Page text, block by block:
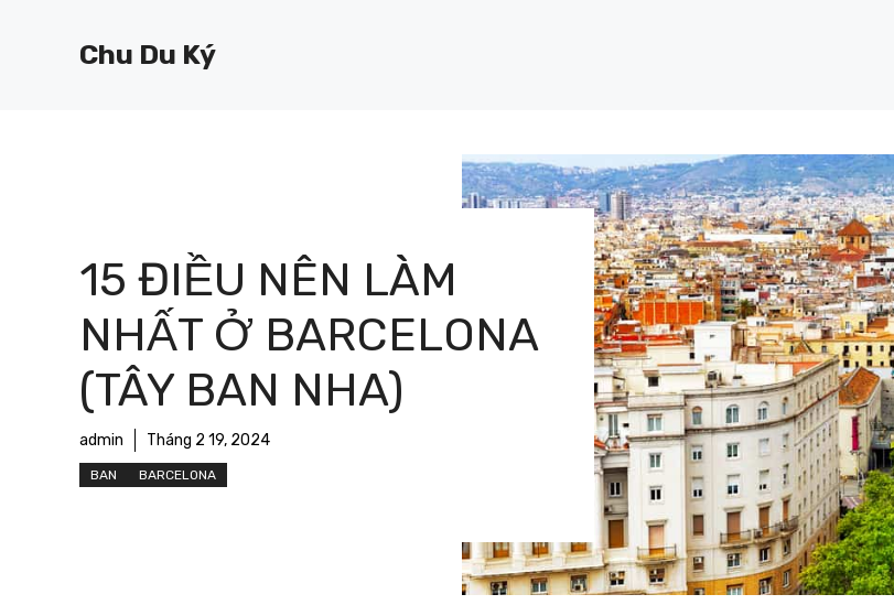
Chu Du Ký
15 ĐIỀU NÊN LÀM
NHẤT Ở BARCELONA
(TÂY BAN NHA)
admin Tháng 2 19, 2024
BAN BARCELONA